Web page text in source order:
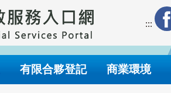
:::
有限合夥登記 商業環境